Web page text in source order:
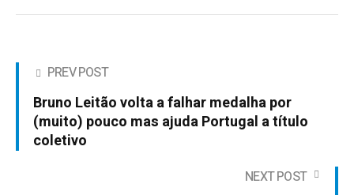
PREV POST
Bruno Leitão volta a falhar medalha por
(muito) pouco mas ajuda Portugal a título
coletivo
NEXT POST